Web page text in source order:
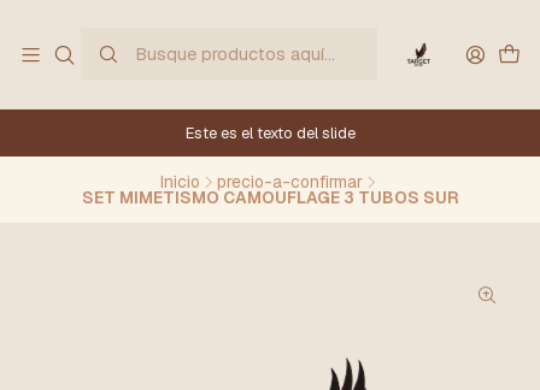
Este es el texto del slide
Inicio precio-a-confirmar
SET MIMETISMO CAMOUFLAGE 3 TUBOS SUR